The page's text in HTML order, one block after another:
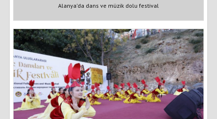
Alanya’da dans ve müzik dolu festival